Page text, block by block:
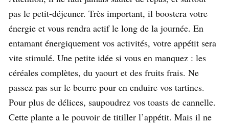
pas le petit-déjeuner. Très important, il boostera votre
énergie et vous rendra actif le long de la journée. En
entamant énergiquement vos activités, votre appétit sera
vite stimulé. Une petite idée si vous en manquez : les
céréales complètes, du yaourt et des fruits frais. Ne
passez pas sur le beurre pour en enduire vos tartines.
Pour plus de délices, saupoudrez vos toasts de cannelle.
Cette plante a le pouvoir de titiller l’appétit. Mais il ne